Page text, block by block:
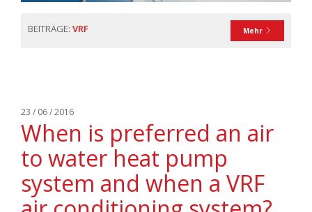
Mehr
BEITRÄGE: VRF
23 / 06 / 2016
When is preferred an air
to water heat pump
system and when a VRF